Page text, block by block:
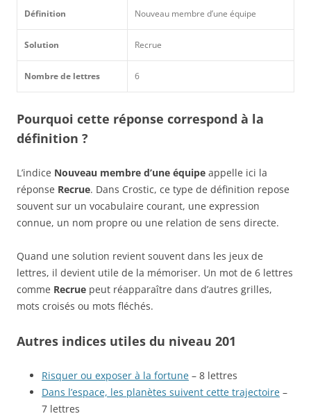
Définition Nouveau membre d’une équipe
Solution Recrue
Nombre de lettres 6
Pourquoi cette réponse correspond à la
définition ?
L’indice Nouveau membre d’une équipe appelle ici la
réponse Recrue. Dans Crostic, ce type de définition repose
souvent sur un vocabulaire courant, une expression
connue, un nom propre ou une relation de sens directe.
Quand une solution revient souvent dans les jeux de
lettres, il devient utile de la mémoriser. Un mot de 6 lettres
comme Recrue peut réapparaître dans d’autres grilles,
mots croisés ou mots fléchés.
Autres indices utiles du niveau 201
Risquer ou exposer à la fortune – 8 lettres
Dans l’espace, les planètes suivent cette trajectoire –
7 lettres